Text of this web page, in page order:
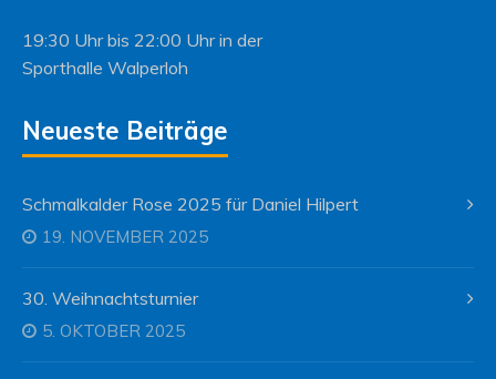
19:30 Uhr bis 22:00 Uhr in der
Sporthalle Walperloh
Neueste Beiträge
Schmalkalder Rose 2025 für Daniel Hilpert
19. NOVEMBER 2025
30. Weihnachtsturnier
5. OKTOBER 2025